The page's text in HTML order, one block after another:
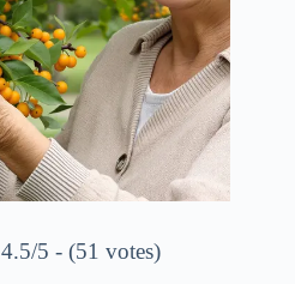
4.5/5 - (51 votes)